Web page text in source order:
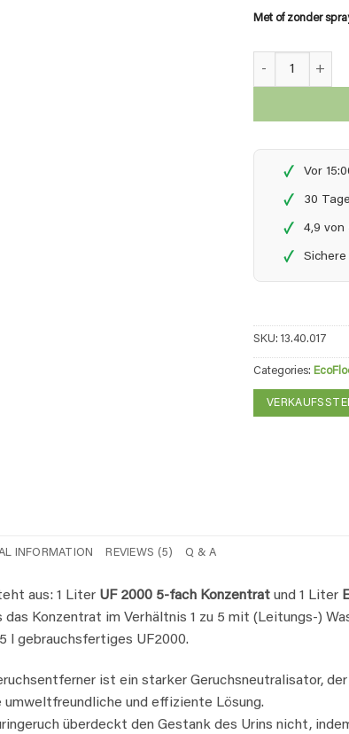
Met of zonder
✓ Vor
✓ 30
✓ 4,9
✓ Sichere
SKU: 13.40.017
Categories:
INFORMATION REVIEWS (5) Q & A
aus: 1 Liter UF 2000 5-fach Konzentrat und 1 Liter
Konzentrat im Verhältnis 1 zu 5 mit (Leitungs-)
l gebrauchsfertiges UF2000.
ist ein starker Geruchsneutralisator,
und effiziente Lösung.
überdeckt den Gestank des Urins nicht,